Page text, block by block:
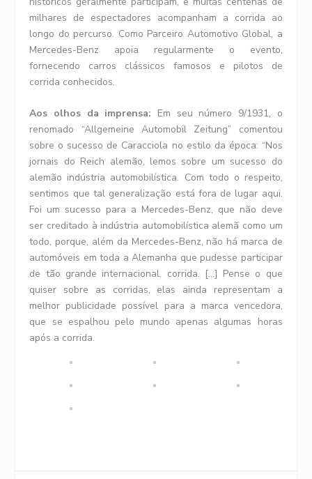
milhares de espectadores acompanham a corrida ao
longo do percurso. Como Parceiro Automotivo Global, a
Mercedes-Benz apoia regularmente o evento,
fornecendo carros clássicos famosos e pilotos de
corrida conhecidos.
Aos olhos da imprensa: Em seu número 9/1931, o
renomado “Allgemeine Automobil Zeitung” comentou
sobre o sucesso de Caracciola no estilo da época: “Nos
jornais do Reich alemão, lemos sobre um sucesso do
alemão indústria automobilística. Com todo o respeito,
sentimos que tal generalização está fora de lugar aqui.
Foi um sucesso para a Mercedes-Benz, que não deve
ser creditado à indústria automobilística alemã como um
todo, porque, além da Mercedes-Benz, não há marca de
automóveis em toda a Alemanha que pudesse participar
de tão grande internacional. corrida. […] Pense o que
quiser sobre as corridas, elas ainda representam a
melhor publicidade possível para a marca vencedora,
que se espalhou pelo mundo apenas algumas horas
após a corrida.